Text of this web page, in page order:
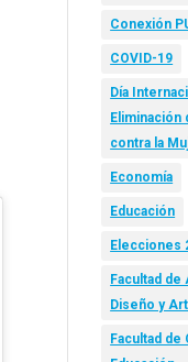
Conexión
COVID-19
Día
Eliminación
contra la
Economía
Educación
Elecciones
Facultad
Diseño y
Facultad de